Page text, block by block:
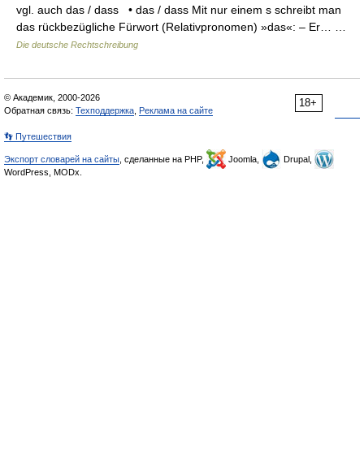
vgl. auch das / dass • das / dass Mit nur einem s schreibt man
das rückbezügliche Fürwort (Relativpronomen) »das«: – Er… …
Die deutsche Rechtschreibung
18+
© Академик, 2000-2026
Обратная связь: Техподдержка Реклама на сайте
👣 Путешествия
Экспорт словарей на сайты , сделанные на PHP, Joomla,
Drupal,
WordPress, MODx.